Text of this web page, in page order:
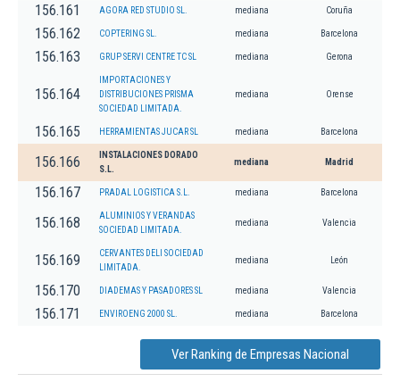
156.161 AGORA RED STUDIO SL. mediana Coruña
156.162 COPTERING SL. mediana Barcelona
156.163 GRUP SERVI CENTRE TC SL mediana Gerona
156.164
IMPORTACIONES Y
DISTRIBUCIONES PRISMA
SOCIEDAD LIMITADA.
mediana Orense
156.165 HERRAMIENTAS JUCAR SL mediana Barcelona
156.166
INSTALACIONES DORADO
S.L.
mediana Madrid
156.167 PRADAL LOGISTICA S.L. mediana Barcelona
156.168
ALUMINIOS Y VERANDAS
SOCIEDAD LIMITADA.
mediana Valencia
156.169
CERVANTES DELI SOCIEDAD
LIMITADA.
mediana León
156.170 DIADEMAS Y PASADORES SL mediana Valencia
156.171 ENVIROENG 2000 SL. mediana Barcelona
Ver Ranking de Empresas Nacional